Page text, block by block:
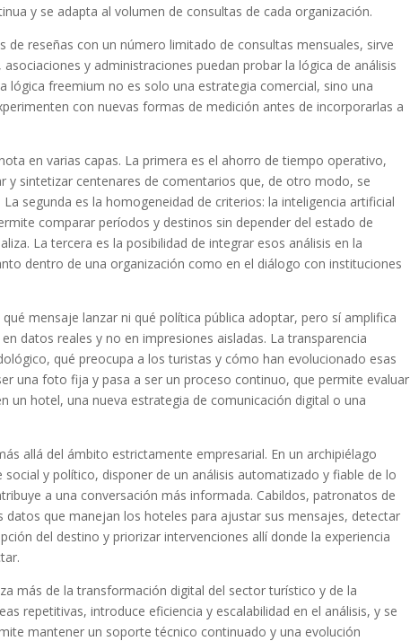
y se adapta al volumen de consultas de cada organización.
reseñas con un número limitado de consultas mensuales, sirve
y administraciones puedan probar la lógica de análisis
lógica freemium no es solo una estrategia comercial, sino una
con nuevas formas de medición antes de incorporarlas a
en varias capas. La primera es el ahorro de tiempo operativo,
y sintetizar centenares de comentarios que, de otro modo, se
segunda es la homogeneidad de criterios: la inteligencia artificial
comparar períodos y destinos sin depender del estado de
La tercera es la posibilidad de integrar esos análisis en la
dentro de una organización como en el diálogo con instituciones
mensaje lanzar ni qué política pública adoptar, pero sí amplifica
datos reales y no en impresiones aisladas. La transparencia
qué preocupa a los turistas y cómo han evolucionado esas
una foto fija y pasa a ser un proceso continuo, que permite evaluar
un hotel, una nueva estrategia de comunicación digital o una
allá del ámbito estrictamente empresarial. En un archipiélago
y político, disponer de un análisis automatizado y fiable de lo
a una conversación más informada. Cabildos, patronatos de
que manejan los hoteles para ajustar sus mensajes, detectar
del destino y priorizar intervenciones allí donde la experiencia
más de la transformación digital del sector turístico y de la
repetitivas, introduce eficiencia y escalabilidad en el análisis, y se
mantener un soporte técnico continuado y una evolución